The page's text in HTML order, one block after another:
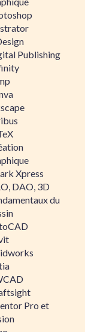
Publishing
Xpress
DAO, 3D
du
Pro et